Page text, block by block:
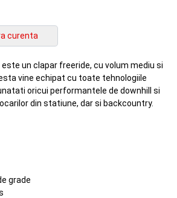
este un clapar freeride, cu volum mediu si
vine echipat cu toate tehnologiile
oricui performantele de downhill si
din statiune, dar si backcountry.
grade